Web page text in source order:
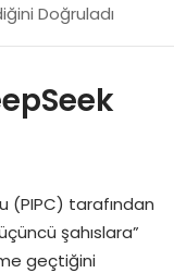
Doğruladı
(PIPC) tarafından
şahıslara”
geçtiğini